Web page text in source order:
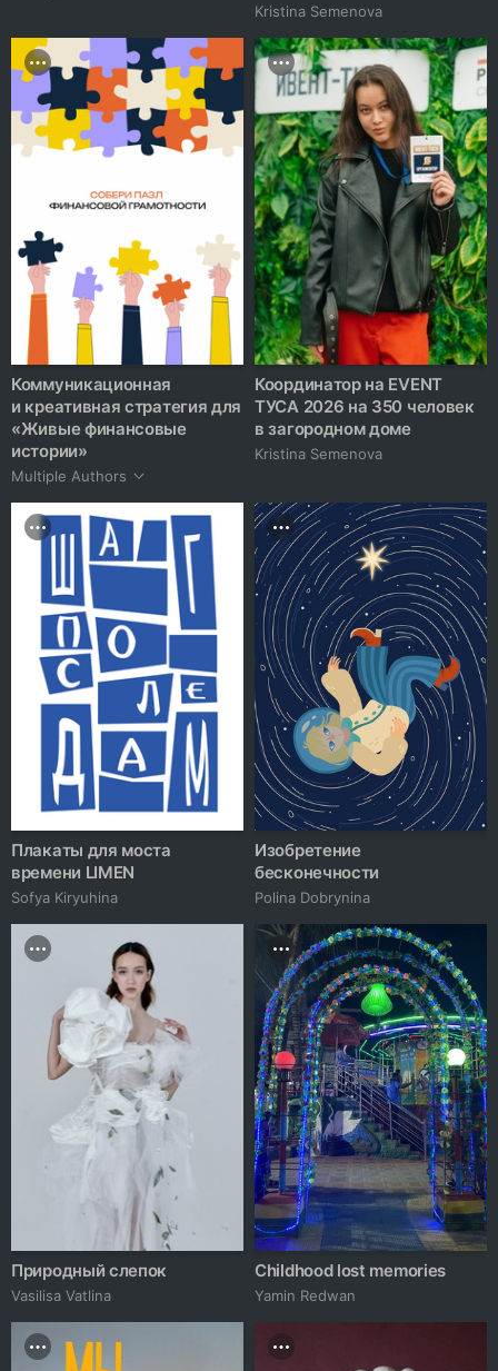
Kristina Semenova
Коммуникационная
и креативная стратегия для
«Живые финансовые
истории»
Multiple Authors
Координатор на EVENT
ТУСА 2026 на 350 человек
в загородном доме
Kristina Semenova
Плакаты для моста
времени LIMEN
Sofya Kiryuhina
Изобретение
бесконечности
Polina Dobrynina
Природный слепок
Vasilisa Vatlina
Childhood lost memories
Yamin Redwan